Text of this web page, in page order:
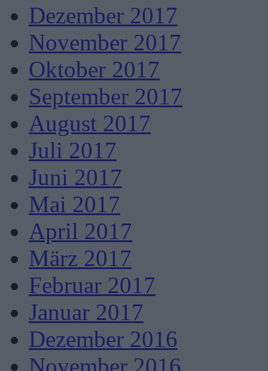
Dezember 2017
November 2017
Oktober 2017
September 2017
August 2017
Juli 2017
Juni 2017
Mai 2017
April 2017
März 2017
Februar 2017
Januar 2017
Dezember 2016